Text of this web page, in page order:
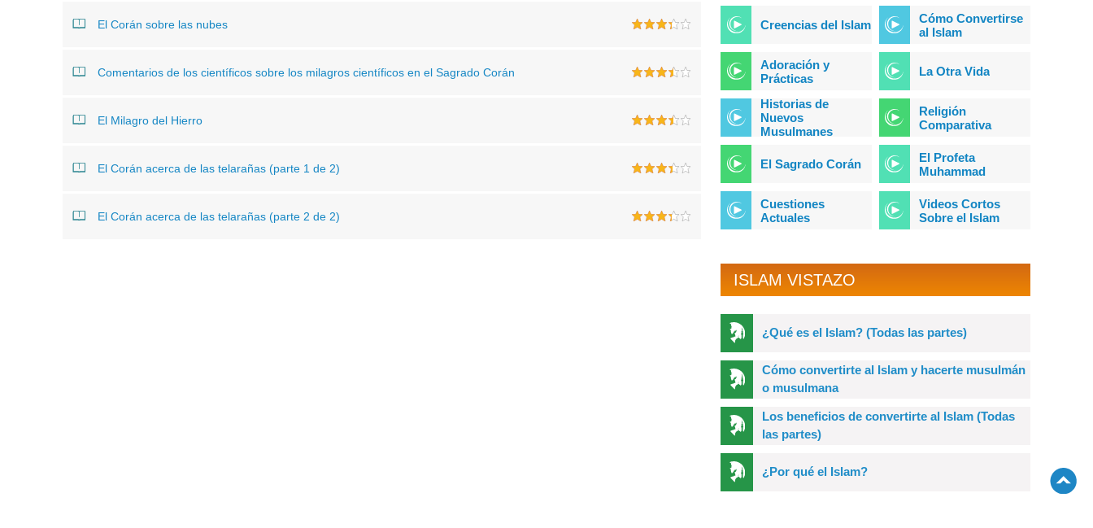
El Corán sobre las nubes
Comentarios de los científicos sobre los milagros científicos en el Sagrado Corán
El Milagro del Hierro
El Corán acerca de las telarañas (parte 1 de 2)
El Corán acerca de las telarañas (parte 2 de 2)
Creencias del Islam
Cómo Convertirse
al Islam
Adoración y
Prácticas
La Otra Vida
Historias de
Nuevos
Musulmanes
Religión
Comparativa
El Sagrado Corán
El Profeta
Muhammad
Cuestiones
Actuales
Videos Cortos
Sobre el Islam
ISLAM VISTAZO
¿Qué es el Islam? (Todas las partes)
Cómo convertirte al Islam y hacerte musulmán
o musulmana
Los beneficios de convertirte al Islam (Todas
las partes)
¿Por qué el Islam?